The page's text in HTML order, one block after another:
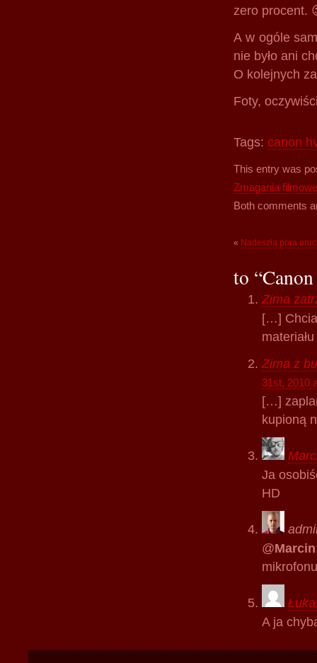
zero procent.
A w ogóle
nie było ani
O kolejnych
Foty,
Tags: canon
This entry was
Zmagania filmowe
Both comments
« Nadeszła pora
to
Zima
[…]
Zima z
31st, 2010
[…]
kupioną
Ja
HD
@Marcin
A ja